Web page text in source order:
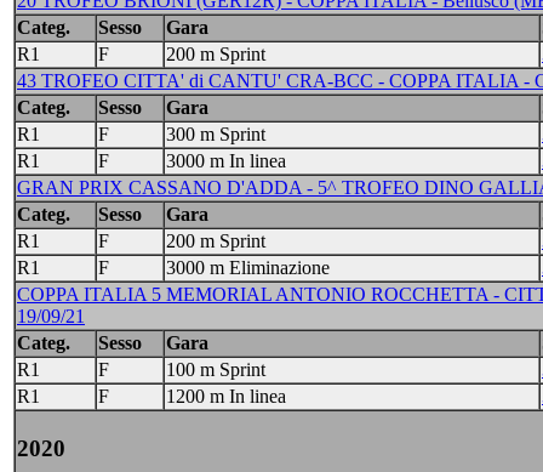
Categ.
Sesso Gara
R1
F 200 m Sprint
43 TROFEO CITTA' di CANTU' CRA-BCC - COPPA ITALIA -
Categ.
Sesso Gara
R1
F 300 m Sprint
R1
F 3000 m In linea
GRAN PRIX CASSANO D'ADDA - 5^ TROFEO DINO
Categ.
Sesso Gara
R1
F 200 m Sprint
R1
F 3000 m Eliminazione
COPPA ITALIA 5 MEMORIAL ANTONIO ROCCHETTA -
19/09/21
Categ.
Sesso Gara
R1
F 100 m Sprint
R1
F 1200 m In linea
2020